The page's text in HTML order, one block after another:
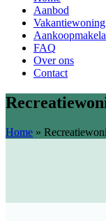
Aanbod
FAQ
Over ons
Contact
Home »